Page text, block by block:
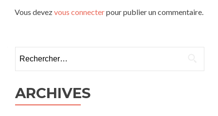
Vous devezvous connecterpour publier un commentaire.
ARCHIVES